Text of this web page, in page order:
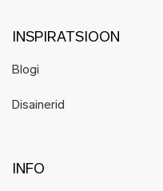
INSPIRATSIOON
Blogi
Disainerid
INFO